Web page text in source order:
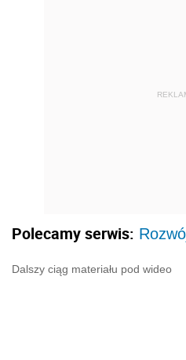
Polecamy serwis:
Dalszy ciąg materiału pod wideo